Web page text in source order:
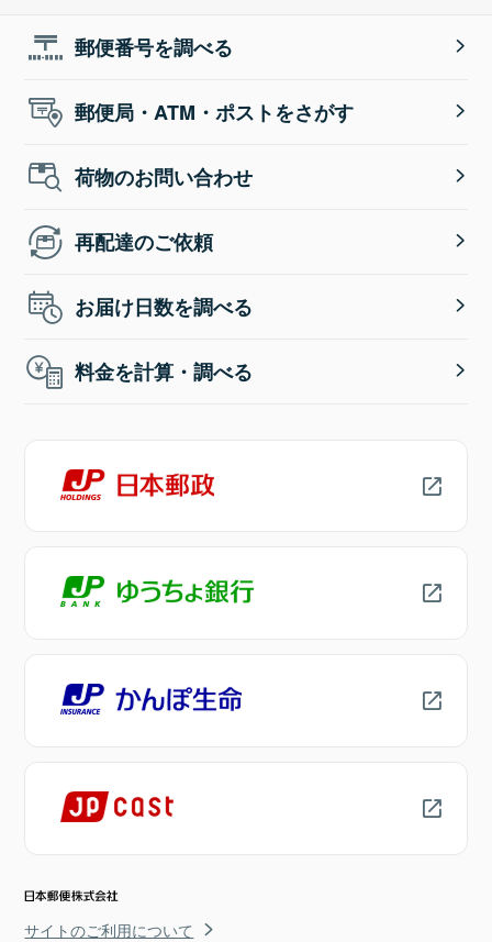
郵便番号を調べる
郵便局・ATM・ポストをさがす
荷物のお問い合わせ
再配達のご依頼
お届け日数を調べる
料金を計算・調べる
サイトのご利用について